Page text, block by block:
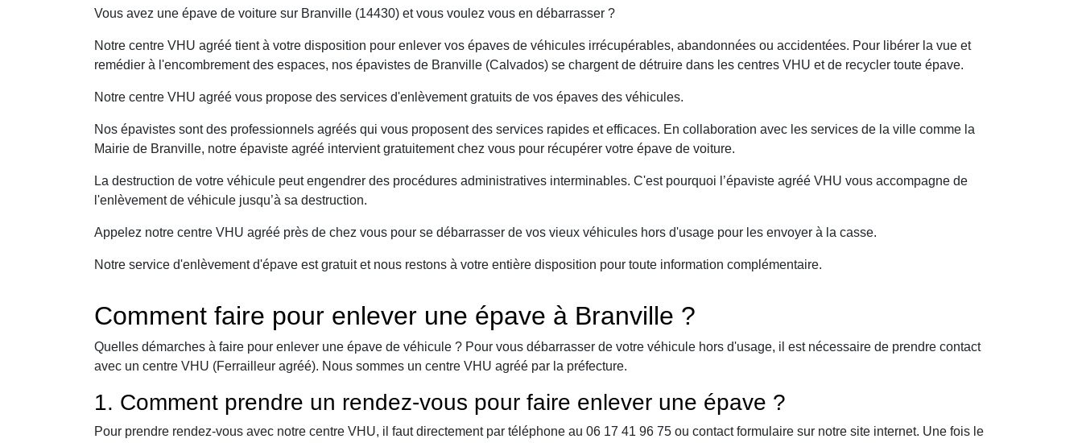
Vous avez une épave de voiture sur Branville (14430) et vous voulez vous en débarrasser ?
Notre centre VHU agréé tient à votre disposition pour enlever vos épaves de véhicules irrécupérables, abandonnées ou accidentées. Pour libérer la vue et
remédier à l'encombrement des espaces, nos épavistes de Branville (Calvados) se chargent de détruire dans les centres VHU et de recycler toute épave.
Notre centre VHU agréé vous propose des services d'enlèvement gratuits de vos épaves des véhicules.
Nos épavistes sont des professionnels agréés qui vous proposent des services rapides et efficaces. En collaboration avec les services de la ville comme la
Mairie de Branville, notre épaviste agréé intervient gratuitement chez vous pour récupérer votre épave de voiture.
La destruction de votre véhicule peut engendrer des procédures administratives interminables. C'est pourquoi l’épaviste agréé VHU vous accompagne de
l'enlèvement de véhicule jusqu’à sa destruction.
Appelez notre centre VHU agréé près de chez vous pour se débarrasser de vos vieux véhicules hors d'usage pour les envoyer à la casse.
Notre service d'enlèvement d'épave est gratuit et nous restons à votre entière disposition pour toute information complémentaire.
Comment faire pour enlever une épave à Branville ?
Quelles démarches à faire pour enlever une épave de véhicule ? Pour vous débarrasser de votre véhicule hors d'usage, il est nécessaire de prendre contact
avec un centre VHU (Ferrailleur agréé). Nous sommes un centre VHU agréé par la préfecture.
1. Comment prendre un rendez-vous pour faire enlever une épave ?
Pour prendre rendez-vous avec notre centre VHU, il faut directement par téléphone au 06 17 41 96 75 ou contact formulaire sur notre site internet. Une fois le